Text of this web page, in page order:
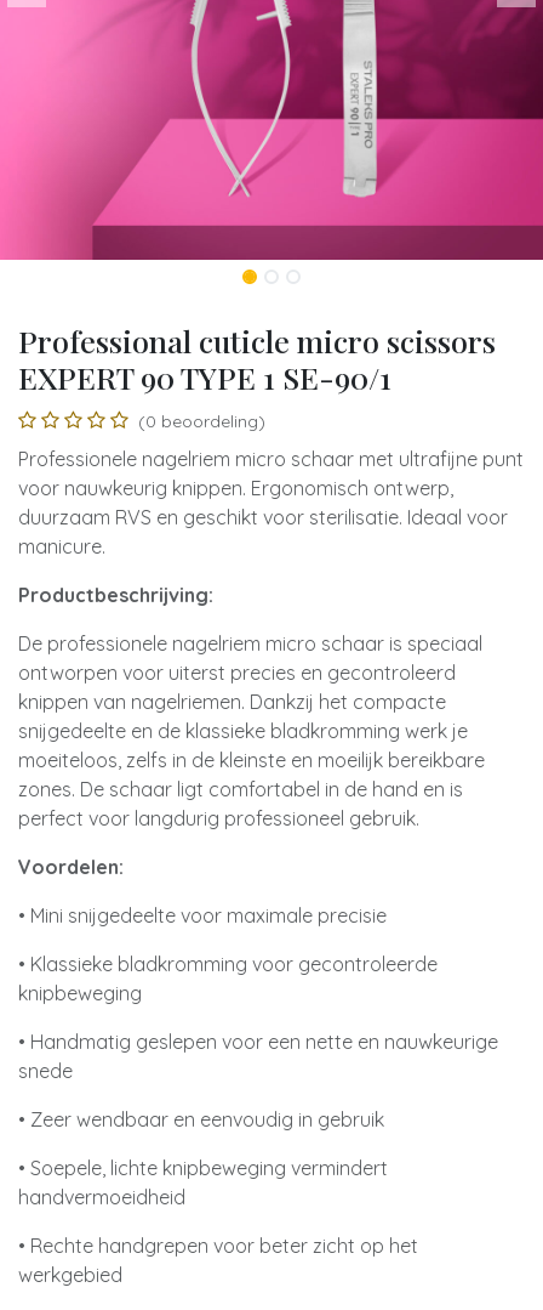
Professional cuticle micro scissors
EXPERT 90 TYPE 1 SE-90/1
(0 beoordeling)
Professionele nagelriem micro schaar met ultrafijne punt
voor nauwkeurig knippen. Ergonomisch ontwerp,
duurzaam RVS en geschikt voor sterilisatie. Ideaal voor
manicure.
Productbeschrijving:
De professionele nagelriem micro schaar is speciaal
ontworpen voor uiterst precies en gecontroleerd
knippen van nagelriemen. Dankzij het compacte
snijgedeelte en de klassieke bladkromming werk je
moeiteloos, zelfs in de kleinste en moeilijk bereikbare
zones. De schaar ligt comfortabel in de hand en is
perfect voor langdurig professioneel gebruik.
Voordelen:
• Mini snijgedeelte voor maximale precisie
• Klassieke bladkromming voor gecontroleerde
knipbeweging
• Handmatig geslepen voor een nette en nauwkeurige
snede
• Zeer wendbaar en eenvoudig in gebruik
• Soepele, lichte knipbeweging vermindert
handvermoeidheid
• Rechte handgrepen voor beter zicht op het
werkgebied